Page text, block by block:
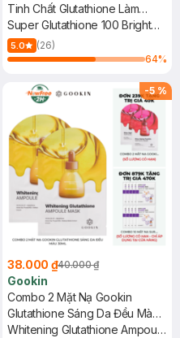
Tinh Chất Glutathione Làm
Sáng Da 30g
Super Glutathione 100 Bright
Mask
5.0
(26)
64%
-5 %
38.000 ₫40.000 ₫
Gookin
Combo 2 Mặt Nạ Gookin
Glutathione Sáng Da Đều Màu
30ml
Whitening Glutathione Ampoule